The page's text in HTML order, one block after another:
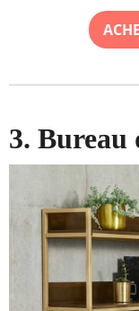
3. Bureau